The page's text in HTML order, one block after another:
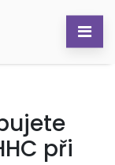
při